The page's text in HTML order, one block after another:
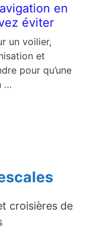
en
éviter
un voilier,
et
pour qu’une
…
croisières de